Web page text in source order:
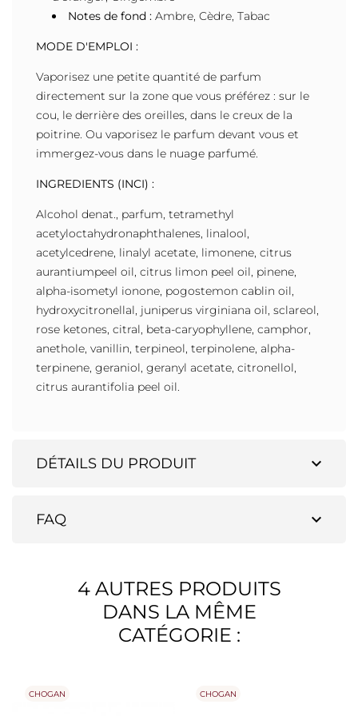
Notes de fond : Ambre, Cèdre, Tabac
MODE D'EMPLOI :
Vaporisez une petite quantité de parfum
directement sur la zone que vous préférez : sur le
cou, le derrière des oreilles, dans le creux de la
poitrine. Ou vaporisez le parfum devant vous et
immergez-vous dans le nuage parfumé.
INGREDIENTS (INCI) :
Alcohol denat., parfum, tetramethyl
acetyloctahydronaphthalenes, linalool,
acetylcedrene, linalyl acetate, limonene, citrus
aurantiumpeel oil, citrus limon peel oil, pinene,
alpha-isometyl ionone, pogostemon cablin oil,
hydroxycitronellal, juniperus virginiana oil, sclareol,
rose ketones, citral, beta-caryophyllene, camphor,
anethole, vanillin, terpineol, terpinolene, alpha-
terpinene, geraniol, geranyl acetate, citronellol,
citrus aurantifolia peel oil.
expand_more
DÉTAILS DU PRODUIT
expand_more
FAQ
4 AUTRES PRODUITS
DANS LA MÊME
CATÉGORIE :
CHOGAN CHOGAN